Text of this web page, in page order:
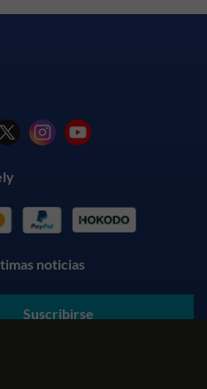
noticias
Suscribirse